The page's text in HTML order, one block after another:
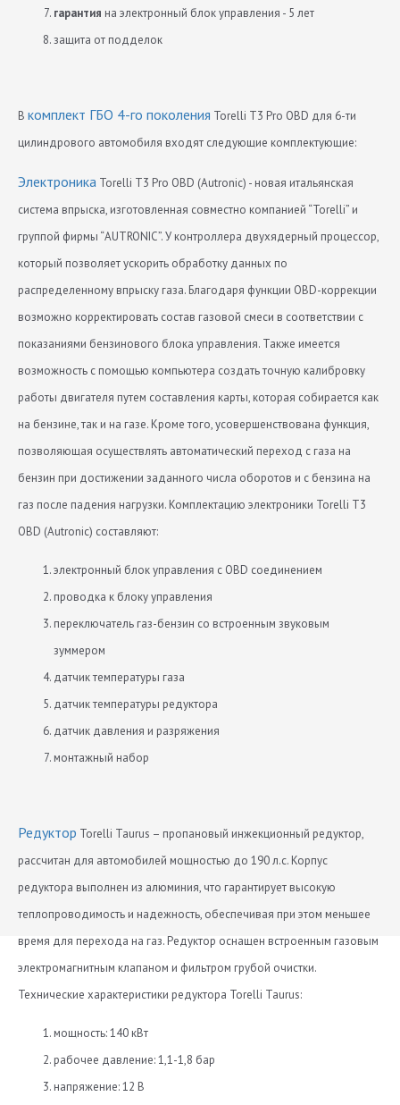
гарантия на электронный блок управления - 5 лет
защита от подделок
В комплект ГБО 4-го поколения Torelli T3 Pro OBD для 6-ти
цилиндрового автомобиля входят следующие комплектующие:
Электроника Torelli T3 Pro OBD (Autronic) - новая итальянская
система впрыска, изготовленная совместно компанией “Torelli” и
группой фирмы “AUTRONIC”. У контроллера двухядерный процессор,
который позволяет ускорить обработку данных по
распределенному впрыску газа. Благодаря функции OBD-коррекции
возможно корректировать состав газовой смеси в соответствии с
показаниями бензинового блока управления. Также имеется
возможность с помощью компьютера создать точную калибровку
работы двигателя путем составления карты, которая собирается как
на бензине, так и на газе. Кроме того, усовершенствована функция,
позволяющая осуществлять автоматический переход с газа на
бензин при достижении заданного числа оборотов и с бензина на
газ после падения нагрузки. Комплектацию электроники Torelli T3
OBD (Autronic) составляют:
электронный блок управления с OBD соединением
проводка к блоку управления
переключатель газ-бензин со встроенным звуковым
зуммером
датчик температуры газа
датчик температуры редуктора
датчик давления и разряжения
монтажный набор
Редуктор Torelli Taurus – пропановый инжекционный редуктор,
рассчитан для автомобилей мощностью до 190 л.с. Корпус
редуктора выполнен из алюминия, что гарантирует высокую
теплопроводимость и надежность, обеспечивая при этом меньшее
время для перехода на газ. Редуктор оснащен встроенным газовым
электромагнитным клапаном и фильтром грубой очистки.
Технические характеристики редуктора Torelli Taurus:
мощность: 140 кВт
рабочее давление: 1,1-1,8 бар
напряжение: 12 В